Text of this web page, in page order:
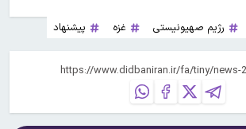
رژیم صهیونیستی غزه پیشنهاد